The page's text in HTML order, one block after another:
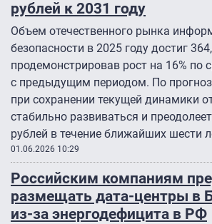
рублей к 2031 году
Объем отечественного рынка
безопасности в 2025 году достиг
продемонстрировав рост на 16% по
с предыдущим периодом. По
при сохранении текущей динамики
стабильно развиваться и
рублей в течение ближайших шести
01.06.2026 10:29
Российским компаниям
размещать дата-центры в
из-за энергодефицита в РФ